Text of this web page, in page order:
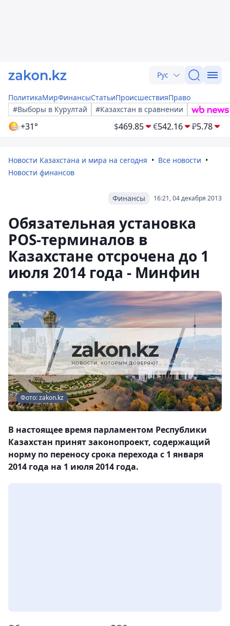
Рус
ПолитикаМирФинансыСтатьиПроисшествияПраво
#Выборы в Курултай
#Казахстан в сравнении
+31° $469.85 €542.16 ₽5.78
Новости Казахстана и мира на сегодня
Все новости
Новости финансов
16:21, 04 декабря 2013
Финансы
Обязательная установка
POS-терминалов в
Казахстане отсрочена до 1
июля 2014 года - Минфин
Фото: zakon.kz
В настоящее время парламентом Республики
Казахстан принят законопроект, содержащий
норму по переносу срока перехода с 1 января
2014 года на 1 июля 2014 года.